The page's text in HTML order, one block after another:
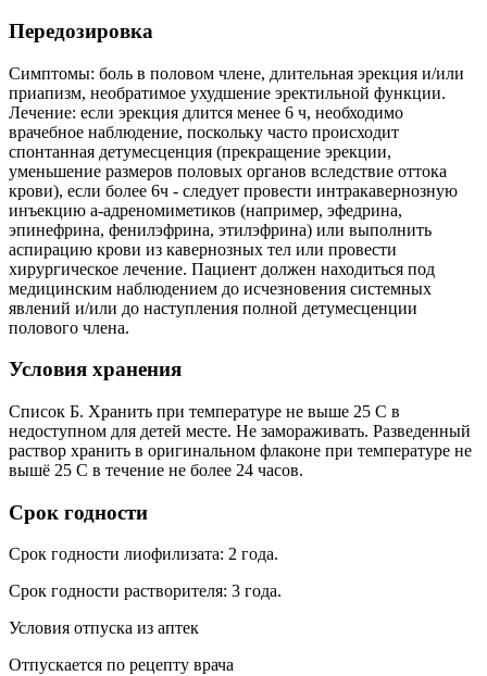
Передозировка
Симптомы: боль в половом члене, длительная эрекция и/или
приапизм, необратимое ухудшение эректильной функции.
Лечение: если эрекция длится менее 6 ч, необходимо
врачебное наблюдение, поскольку часто происходит
спонтанная детумесценция (прекращение эрекции,
уменьшение размеров половых органов вследствие оттока
крови), если более 6ч - следует провести интракавернозную
инъекцию a-адреномиметиков (например, эфедрина,
эпинефрина, фенилэфрина, этилэфрина) или выполнить
аспирацию крови из кавернозных тел или провести
хирургическое лечение. Пациент должен находиться под
медицинским наблюдением до исчезновения системных
явлений и/или до наступления полной детумесценции
полового члена.
Условия хранения
Список Б. Хранить при температуре не выше 25 С в
недоступном для детей месте. Не замораживать. Разведенный
раствор хранить в оригинальном флаконе при температуре не
вышё 25 С в течение не более 24 часов.
Срок годности
Срок годности лиофилизата: 2 года.
Срок годности растворителя: 3 года.
Условия отпуска из аптек
Отпускается по рецепту врача